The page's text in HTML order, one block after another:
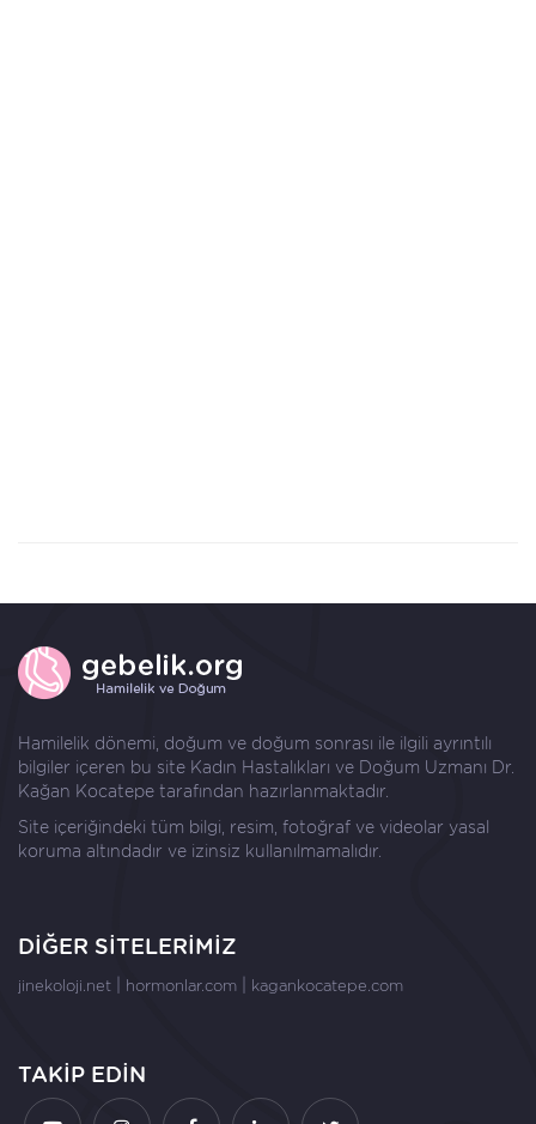
Hamilelik dönemi, doğum ve doğum sonrası ile ilgili ayrıntılı
bilgiler içeren bu site Kadın Hastalıkları ve Doğum Uzmanı Dr.
Kağan Kocatepe tarafından hazırlanmaktadır.
Site içeriğindeki tüm bilgi, resim, fotoğraf ve videolar yasal
koruma altındadır ve izinsiz kullanılmamalıdır.
DİĞER SİTELERİMİZ
jinekoloji.net hormonlar.com kagankocatepe.com
TAKİP EDİN